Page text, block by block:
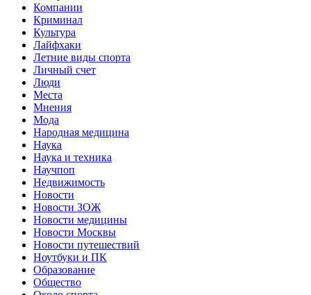
Компании
Криминал
Культура
Лайфхаки
Летние виды спорта
Личный счет
Люди
Места
Мнения
Мода
Народная медицина
Наука
Наука и техника
Научпоп
Недвижимость
Новости
Новости ЗОЖ
Новости медицины
Новости Москвы
Новости путешествий
Ноутбуки и ПК
Образование
Общество